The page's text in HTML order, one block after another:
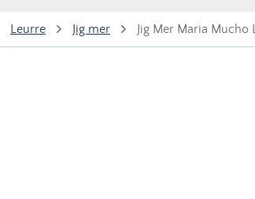
Leurre Jig mer Jig Mer Maria Mucho